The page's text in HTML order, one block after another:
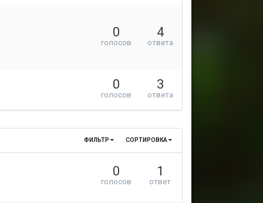
0
голосов
4
ответа
0
голосов
3
ответа
СОРТИРОВКА
ФИЛЬТР
0
голосов
1
ответ